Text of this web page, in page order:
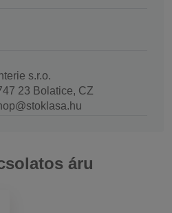
s.r.o.
23 Bolatice, CZ
áru